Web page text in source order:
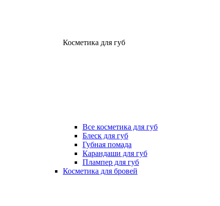
Косметика для губ
Все косметика для губ
Блеск для губ
Губная помада
Карандаши для губ
Плампер для губ
Косметика для бровей